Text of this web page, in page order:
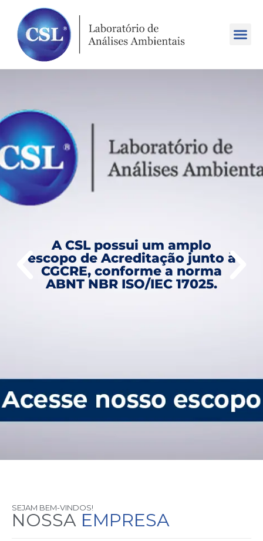
A CSL possui um amplo
escopo de Acreditação junto à
CGCRE, conforme a norma
ABNT NBR ISO/IEC 17025.
SEJAM BEM-VINDOS!
NOSSA EMPRESA